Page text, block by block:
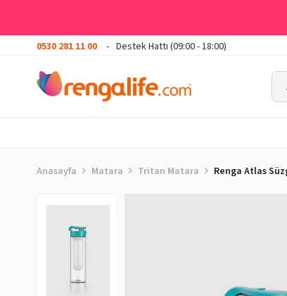
0530 281 11 00 Destek Hattı (09:00 - 18:00)
Anasayfa Matara Tritan Matara Renga Atlas